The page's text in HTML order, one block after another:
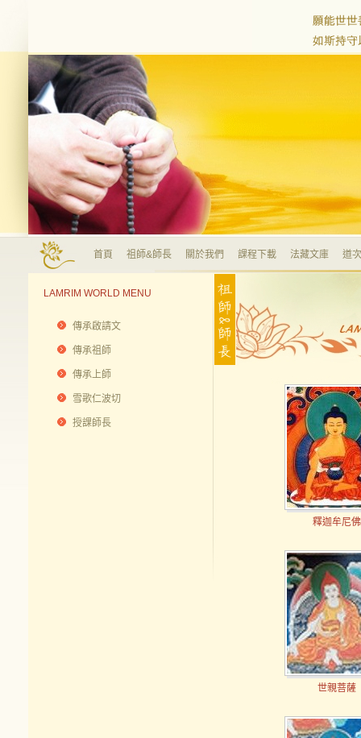
首頁 祖師&師長 關於我們 課程下載 法藏文庫 道
LAMRIM WORLD MENU
傳承啟請文
傳承祖師
傳承上師
雪歌仁波切
授課師長
釋迦牟尼佛
世親菩薩